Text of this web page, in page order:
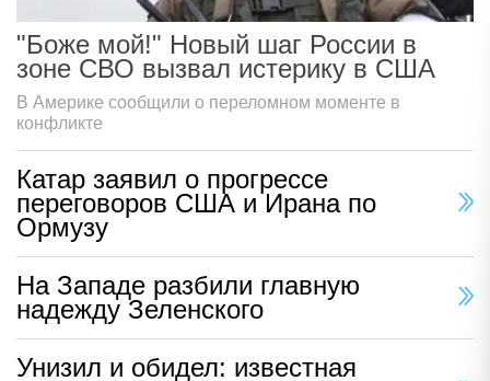
"Боже мой!" Новый шаг России в
зоне СВО вызвал истерику в США
В Америке сообщили о переломном моменте в
конфликте
Катар заявил о прогрессе
переговоров США и Ирана по
Ормузу
На Западе разбили главную
надежду Зеленского
Унизил и обидел: известная